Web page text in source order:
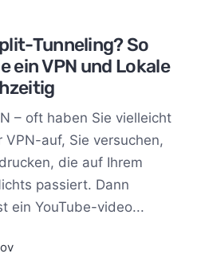
Tunneling? So
ein VPN und Lokale
– oft haben Sie vielleicht
VPN-auf, Sie versuchen,
die auf Ihrem
passiert. Dann
ein YouTube-video...